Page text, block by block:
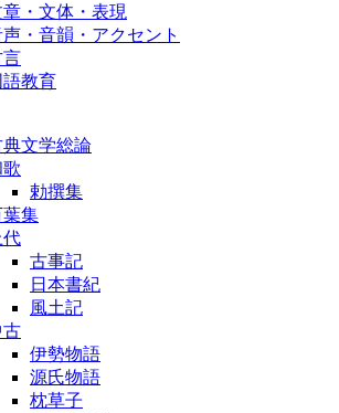
・文体・表現
・音韻・アクセント
言
語教育
典文学総論
勅撰集
葉集
代
古事記
日本書紀
風土記
古
伊勢物語
源氏物語
枕草子